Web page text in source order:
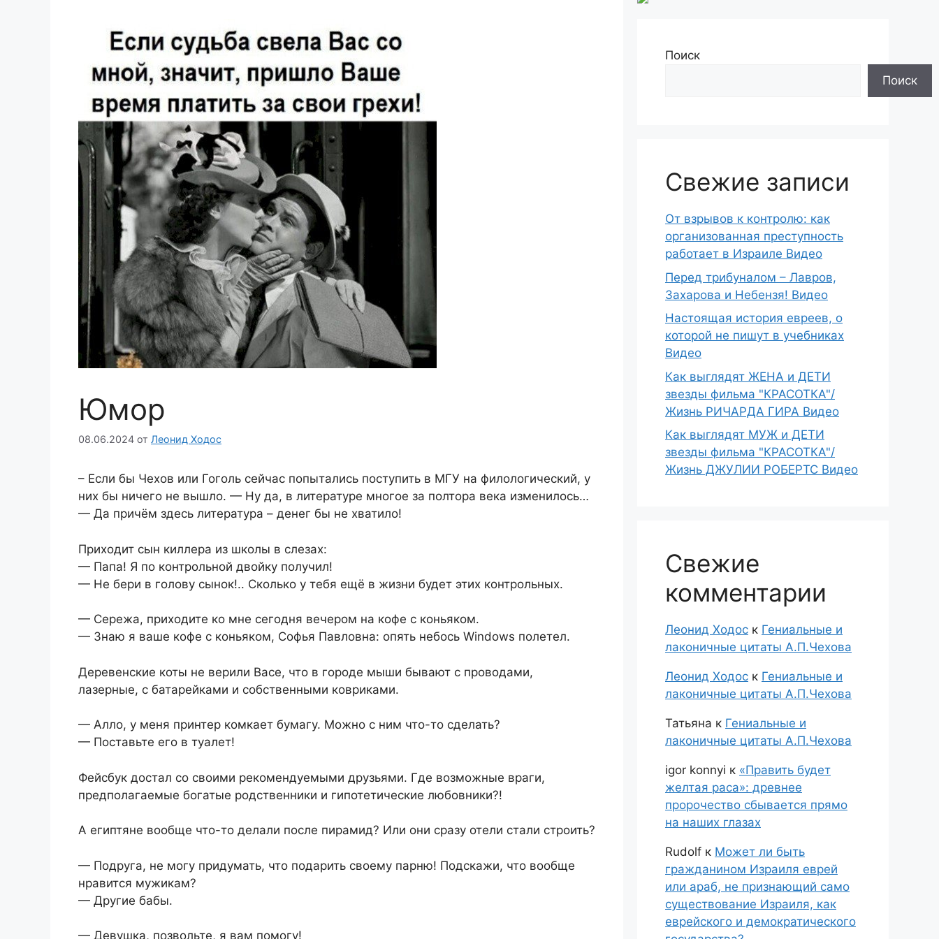
Юмор
08.06.2024 от Леонид Ходос
– Если бы Чехов или Гоголь сейчас попытались поступить в МГУ на филологический, у
них бы ничего не вышло. — Ну да, в литературе многое за полтора века изменилось…
— Да причём здесь литература – денег бы не хватило!
Приходит сын киллера из школы в слезах:
— Папа! Я по контрольной двойку получил!
— Не бери в голову сынок!.. Сколько у тебя ещё в жизни будет этих контрольных.
— Сережа, приходите ко мне сегодня вечером на кофе с коньяком.
— Знаю я ваше кофе с коньяком, Софья Павловна: опять небось Windows полетел.
Деревенские коты не верили Васе, что в городе мыши бывают с проводами,
лазерные, с батарейками и собственными ковриками.
— Алло, у меня принтер комкает бумагу. Можно с ним что-то сделать?
— Поставьте его в туалет!
Фейсбук достал со своими рекомендуемыми друзьями. Где возможные враги,
предполагаемые богатые родственники и гипотетические любовники?!
А египтяне вообще что-то делали после пирамид? Или они сразу отели стали строить?
— Подруга, не могу придумать, что подарить своему парню! Подскажи, что вообще
нравится мужикам?
— Другие бабы.
— Девушка, позвольте, я вам помогу!
Поиск
Поиск
Свежие записи
От взрывов к контролю: как
организованная преступность
работает в Израиле Видео
Перед трибуналом – Лавров,
Захарова и Небензя! Видео
Настоящая история евреев, о
которой не пишут в учебниках
Видео
Как выглядят ЖЕНА и ДЕТИ
звезды фильма "КРАСОТКА"/
Жизнь РИЧАРДА ГИРА Видео
Как выглядят МУЖ и ДЕТИ
звезды фильма "КРАСОТКА"/
Жизнь ДЖУЛИИ РОБЕРТС Видео
Свежие
комментарии
Леонид Ходос к Гениальные и
лаконичные цитаты А.П.Чехова
Леонид Ходос к Гениальные и
лаконичные цитаты А.П.Чехова
Татьяна к Гениальные и
лаконичные цитаты А.П.Чехова
igor konnyi к «Править будет
желтая раса»: древнее
пророчество сбывается прямо
на наших глазах
Rudolf к Может ли быть
гражданином Израиля еврей
или араб, не признающий само
существование Израиля, как
еврейского и демократического